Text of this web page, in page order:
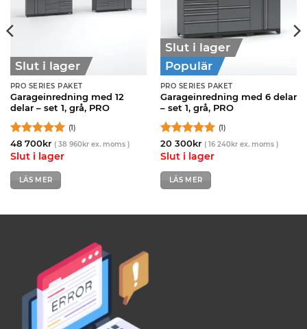
Slut i lager
PRO SERIES PAKET
Garageinredning med 12
delar – set 1, grå, PRO
Betygsatt5
av 5
(1)
48 700kr ( 38 960krex. moms )
Slut i lager
LÄS MER
Slut i lager
Populär
PRO SERIES PAKET
Garageinredning med 6 delar
– set 1, grå, PRO
Betygsatt5
av 5
(1)
20 300kr ( 16 240krex. moms )
Slut i lager
LÄS MER